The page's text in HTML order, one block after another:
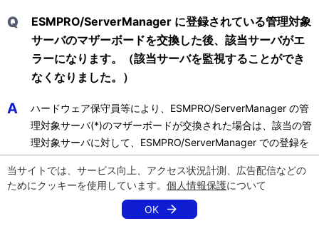
当サイトでは、サービス向上、アクセス状況計測、広告配信などの
ためにクッキーを使用しています。 個人情報保護について
OK
Q
ESMPRO/ServerManager に登録されている管理対象
サーバのマザーボードを交換した後、該当サーバがエ
ラーになります。（該当サーバを監視することができ
なくなりました。）
A
ハードウェア保守員等により、ESMPRO/ServerManager の管
理対象サーバ(*)のマザーボードが交換された場合は、該当の管
理対象サーバに対して、ESMPRO/ServerManager での登録を
一旦削除して再度登録し直す必要があります。
これは、マザーボード交換により、サーバのハードウェア固有
情報 (GUID) が変わることから、サーバを登録した時点と情報
が一致しない状態となり、ESMPRO/ServerManager が該当サ